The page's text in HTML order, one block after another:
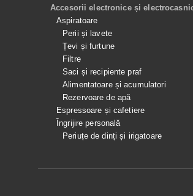
Accesorii electronice și
Aspiratoare
Perii și lavete
Țevi și furtune
Filtre
Saci și recipiente praf
Alimentatoare și acumulatori
Rezervoare de apă
Espressoare și cafetiere
Îngrijire personală
Periuțe de dinți și irigatoare